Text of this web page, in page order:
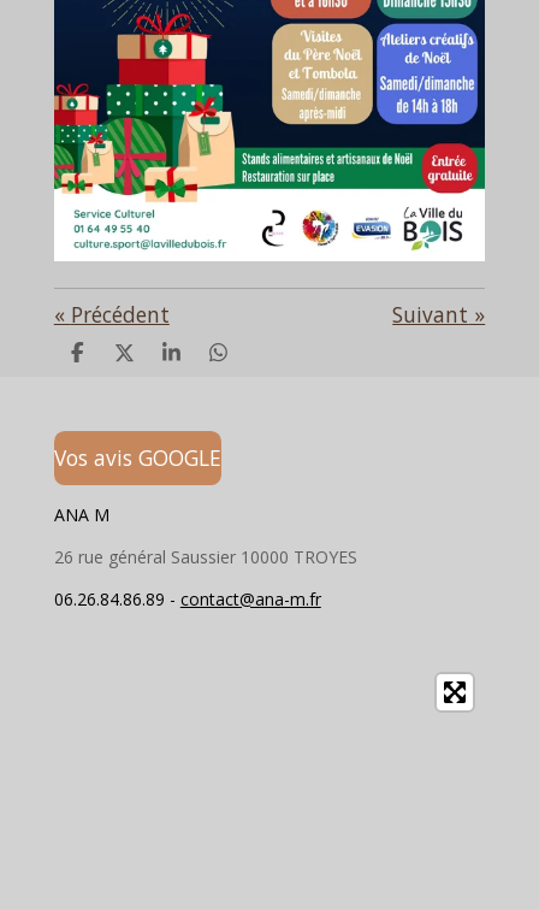
« Précédent Suivant »
P
t
a
g
e
r
P
t
a
g
e
P
t
a
g
e
P
t
a
g
e
Vos avis GOOGLE
ANA M
26 rue général Saussier 10000 TROYES
06.26.84.86.89 - contact@ana-m.fr